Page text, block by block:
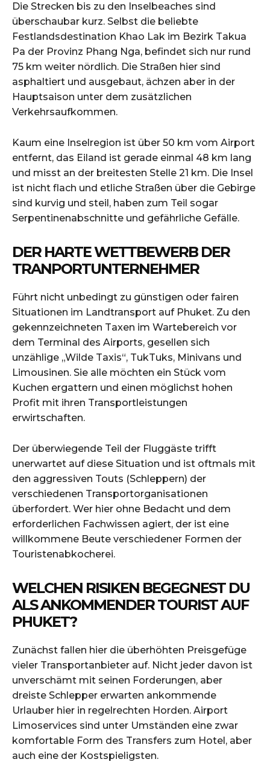
Die Strecken bis zu den Inselbeaches sind
überschaubar kurz. Selbst die beliebte
Festlandsdestination Khao Lak im Bezirk Takua
Pa der Provinz Phang Nga, befindet sich nur rund
75 km weiter nördlich. Die Straßen hier sind
asphaltiert und ausgebaut, ächzen aber in der
Hauptsaison unter dem zusätzlichen
Verkehrsaufkommen.
Kaum eine Inselregion ist über 50 km vom Airport
entfernt, das Eiland ist gerade einmal 48 km lang
und misst an der breitesten Stelle 21 km. Die Insel
ist nicht flach und etliche Straßen über die Gebirge
sind kurvig und steil, haben zum Teil sogar
Serpentinenabschnitte und gefährliche Gefälle.
DER HARTE WETTBEWERB DER
TRANPORTUNTERNEHMER
Führt nicht unbedingt zu günstigen oder fairen
Situationen im Landtransport auf Phuket. Zu den
gekennzeichneten Taxen im Wartebereich vor
dem Terminal des Airports, gesellen sich
unzählige „Wilde Taxis“, TukTuks, Minivans und
Limousinen. Sie alle möchten ein Stück vom
Kuchen ergattern und einen möglichst hohen
Profit mit ihren Transportleistungen
erwirtschaften.
Der überwiegende Teil der Fluggäste trifft
unerwartet auf diese Situation und ist oftmals mit
den aggressiven Touts (Schleppern) der
verschiedenen Transportorganisationen
überfordert. Wer hier ohne Bedacht und dem
erforderlichen Fachwissen agiert, der ist eine
willkommene Beute verschiedener Formen der
Touristenabkocherei.
WELCHEN RISIKEN BEGEGNEST DU
ALS ANKOMMENDER TOURIST AUF
PHUKET?
Zunächst fallen hier die überhöhten Preisgefüge
vieler Transportanbieter auf. Nicht jeder davon ist
unverschämt mit seinen Forderungen, aber
dreiste Schlepper erwarten ankommende
Urlauber hier in regelrechten Horden. Airport
Limoservices sind unter Umständen eine zwar
komfortable Form des Transfers zum Hotel, aber
auch eine der Kostspieligsten.